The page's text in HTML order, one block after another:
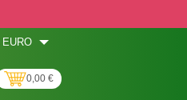
EURO
0,00 €